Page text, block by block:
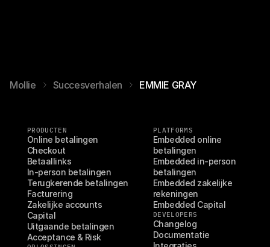
Mollie Succesverhalen EMMIE GRAY
PRODUCTEN
Online betalingen
Checkout
Betaallinks
In-person betalingen
Terugkerende betalingen
Facturering
Zakelijke accounts
Capital
Uitgaande betalingen
Acceptance & Risk
PLATFORMS
Embedded online
betalingen
Embedded in-person
betalingen
Embedded zakelijke
rekeningen
Embedded Capital
DEVELOPERS
Changelog
Documentatie